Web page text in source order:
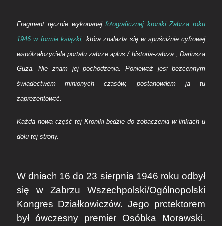
Fragment ręcznie wykonanejfotograficznej kroniki Zabrza roku
1946 w formie książki, która znalazła się w spuściźnie cyfrowej
współzałożyciela portalu zabrze.aplus / historia-zabrza , Dariusza
Guza. Nie znam jej pochodzenia. Ponieważ jest bezcennym
świadectwem minionych czasów, postanowiłem ją tu
zaprezentować.
Każda nowa część tej Kroniki będzie do zobaczenia w linkach u
dołu tej strony.
W dniach 16 do 23 sierpnia 1946 roku odbył
się w Zabrzu Wszechpolski/Ogólnopolski
Kongres Działkowiczów. Jego protektorem
był ówczesny premier Osóbka Morawski.